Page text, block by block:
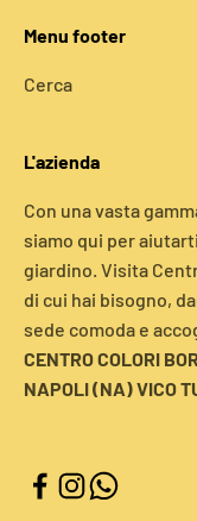
Menu footer
Cerca
L'azienda
Con una vasta
siamo qui per
giardino. Visita
di cui hai bisogno,
sede comoda e
CENTRO COLORI
NAPOLI (NA) VICO